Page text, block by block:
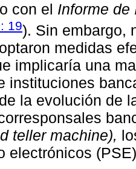
con el Informe de
19). Sin embargo,
medidas
implicaría una
instituciones
la evolución de
teller machine),
electrónicos